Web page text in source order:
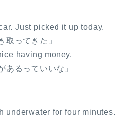
Just picked it up today.
取ってきた」
having money.
あるっていいな」
underwater for four minutes.